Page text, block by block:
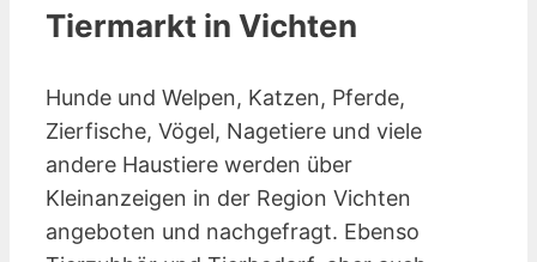
Tiermarkt in Vichten
Hunde und Welpen, Katzen, Pferde,
Zierfische, Vögel, Nagetiere und viele
andere Haustiere werden über
Kleinanzeigen in der Region Vichten
angeboten und nachgefragt. Ebenso